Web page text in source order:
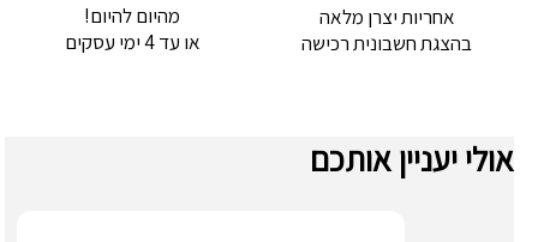
אחריות יצרן מלאה
בהצגת חשבונית רכישה
מהיום להיום!
או עד 4 ימי עסקים
אולי יעניין אותכם